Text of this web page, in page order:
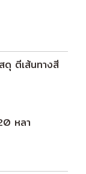
ดุ ตีเส้นทางสี
หลา